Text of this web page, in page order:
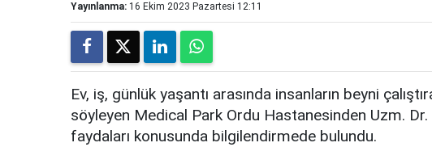
Yayınlanma: 16 Ekim 2023 Pazartesi 12:11
Ev, iş, günlük yaşantı arasında insanların beyni
söyleyen Medical Park Ordu Hastanesinden Uzm.
faydaları konusunda bilgilendirmede bulundu.